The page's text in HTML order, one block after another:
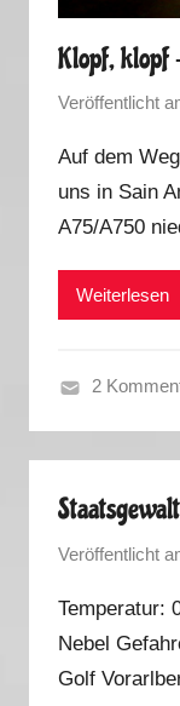
Klopf, klopf
Veröffentlicht
Auf dem
uns in Sain
A75/A750
Weiterlesen
b
s
t
o
u
2
Staatsgewalt
Veröffentlicht
Nebel
Golf